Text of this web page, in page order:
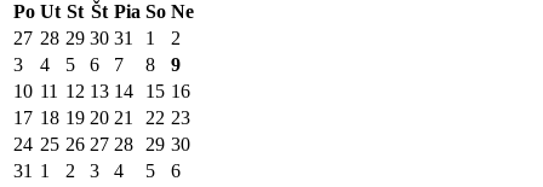
Po Ut St Št Pia So Ne
27 28 29 30 31 1
2
3
4 5 6 7 8
9
10 11 12 13 14 15 16
17 18 19 20 21 22 23
24 25 26 27 28 29 30
31 1 2 3 4 5 6